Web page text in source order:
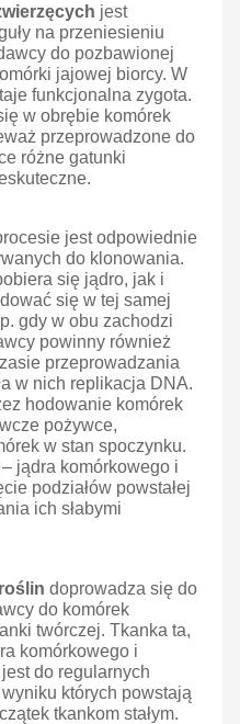
jest
na przeniesieniu
do pozbawionej
jajowej biorcy. W
funkcjonalna zygota.
w obrębie komórek
przeprowadzone do
różne gatunki
jest odpowiednie
do klonowania.
się jądro, jak i
się w tej samej
gdy w obu zachodzi
powinny również
przeprowadzania
w nich replikacja DNA.
hodowanie komórek
pożywce,
w stan spoczynku.
jądra komórkowego i
podziałów powstałej
ich słabymi
doprowadza się do
do komórek
twórczej. Tkanka ta,
komórkowego i
do regularnych
których powstają
tkankom stałym.